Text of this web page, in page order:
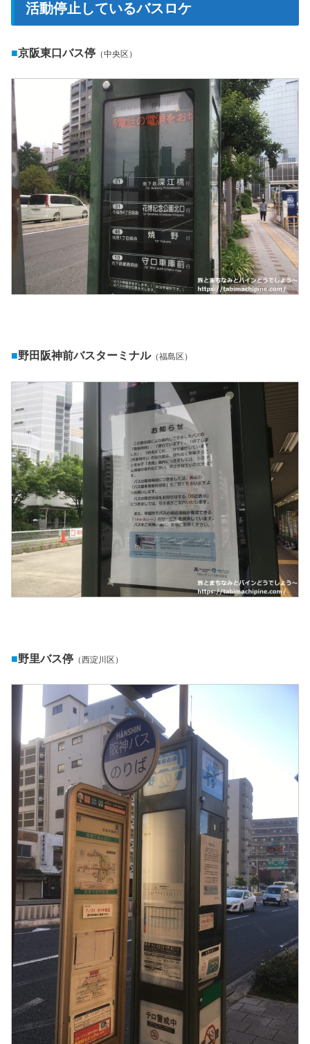
活動停止しているバスロケ
■京阪東口バス停 （中央区）
■野田阪神前バスターミナル（福島区）
■野里バス停 （西淀川区）